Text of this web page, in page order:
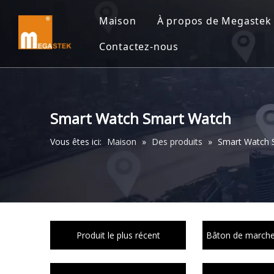
Maison À propos de Megastek
Contactez-nous
Smart Watch Smart Watch
Vous êtes ici: Maison » Des produits » Smart Watch
Produit le plus récent Bâton de